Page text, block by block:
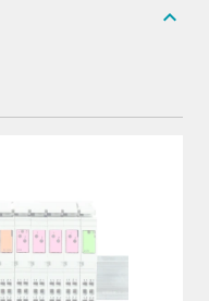
expand_less